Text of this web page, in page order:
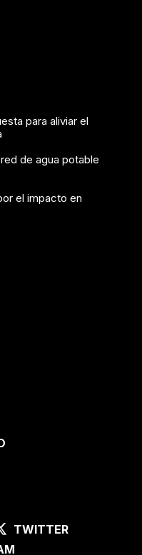
para aliviar el
de agua potable
el impacto en
TWITTER